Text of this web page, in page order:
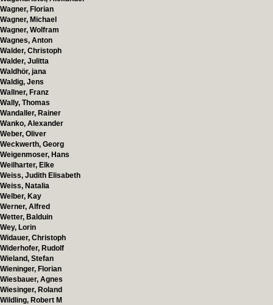
Wagner, Florian
Wagner, Michael
Wagner, Wolfram
Wagnes, Anton
Walder, Christoph
Walder, Julitta
Waldhör, jana
Waldig, Jens
Wallner, Franz
Wally, Thomas
Wandaller, Rainer
Wanko, Alexander
Weber, Oliver
Weckwerth, Georg
Weigenmoser, Hans
Weilharter, Elke
Weiss, Judith Elisabeth
Weiss, Natalia
Welber, Kay
Werner, Alfred
Wetter, Balduin
Wey, Lorin
Widauer, Christoph
Widerhofer, Rudolf
Wieland, Stefan
Wieninger, Florian
Wiesbauer, Agnes
Wiesinger, Roland
Wildling, Robert M